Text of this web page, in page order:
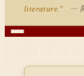
literature."
—